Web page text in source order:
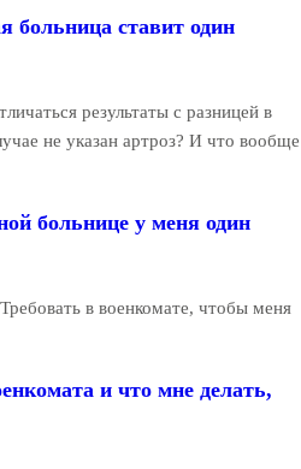
больница ставит один
результаты с разницей в
не указан артроз? И что вообще
больнице у меня один
в военкомате, чтобы меня
и что мне делать,